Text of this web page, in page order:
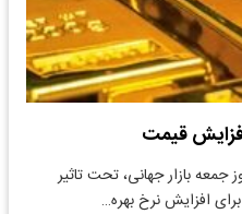
قیمت
بازار جهانی، تحت تاثیر
افزایش نرخ بهره…